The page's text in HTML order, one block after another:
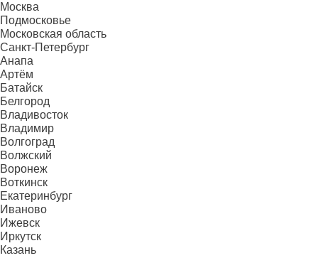
Москва
Подмосковье
Московская область
Санкт-Петербург
Анапа
Артём
Батайск
Белгород
Владивосток
Владимир
Волгоград
Волжский
Воронеж
Воткинск
Екатеринбург
Иваново
Ижевск
Иркутск
Казань